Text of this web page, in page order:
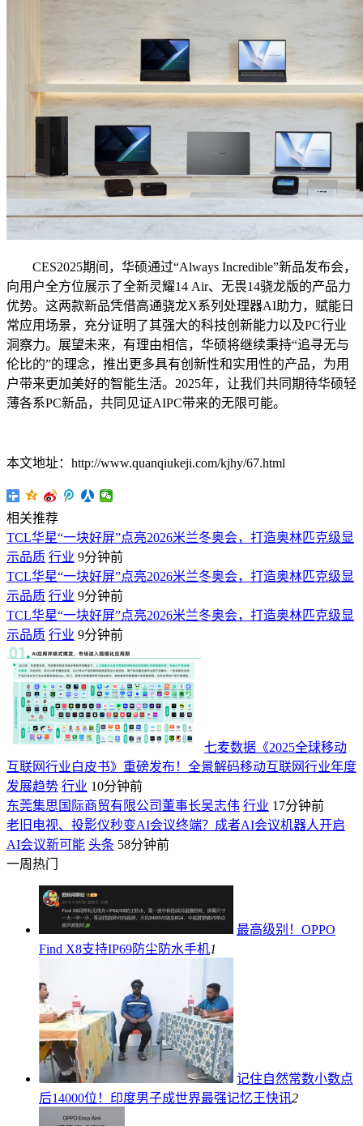
CES2025期间，华硕通过“Always Incredible”新品发布会，
向用户全方位展示了全新灵耀14 Air、无畏14骁龙版的产品力
优势。这两款新品凭借高通骁龙X系列处理器AI助力，赋能日
常应用场景，充分证明了其强大的科技创新能力以及PC行业
洞察力。展望未来，有理由相信，华硕将继续秉持“追寻无与
伦比的”的理念，推出更多具有创新性和实用性的产品，为用
户带来更加美好的智能生活。2025年，让我们共同期待华硕轻
薄各系PC新品，共同见证AIPC带来的无限可能。
本文地址：http://www.quanqiukeji.com/kjhy/67.html
相关推荐
TCL华星“一块好屏”点亮2026米兰冬奥会，打造奥林匹克级显
示品质 行业 9分钟前
TCL华星“一块好屏”点亮2026米兰冬奥会，打造奥林匹克级显
示品质 行业 9分钟前
TCL华星“一块好屏”点亮2026米兰冬奥会，打造奥林匹克级显
示品质 行业 9分钟前
七麦数据《2025全球移动
互联网行业白皮书》重磅发布！全景解码移动互联网行业年度
发展趋势 行业 10分钟前
东莞集思国际商贸有限公司董事长吴志伟 行业 17分钟前
老旧电视、投影仪秒变AI会议终端？成者AI会议机器人开启
AI会议新可能 头条 58分钟前
一周热门
最高级别！OPPO
Find X8支持IP69防尘防水手机1
记住自然常数小数点
后14000位！印度男子成世界最强记忆王快讯2